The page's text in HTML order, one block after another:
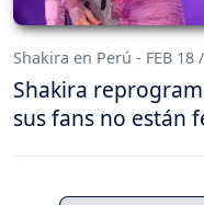
Shakira en Perú - FEB 18
Shakira
sus fans no están